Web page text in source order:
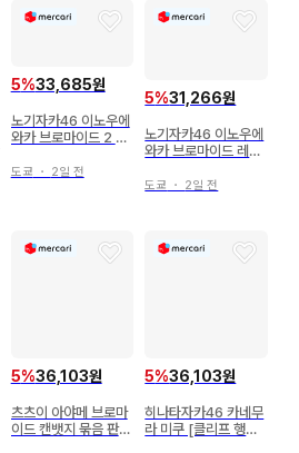
5%33,685원
노기자카46 이노우에
와카 브로마이드 2 피
도쿄 ・ 2일 전
5%31,266원
노기자카46 이노우에
와카 브로마이드 레이
도쿄 ・ 2일 전
5%36,103원
츠츠이 아야메 브로마
이드 캔뱃지 묶음 판매
5%36,103원
히나타자카46 카네무
라 미쿠 [클리프 행거]